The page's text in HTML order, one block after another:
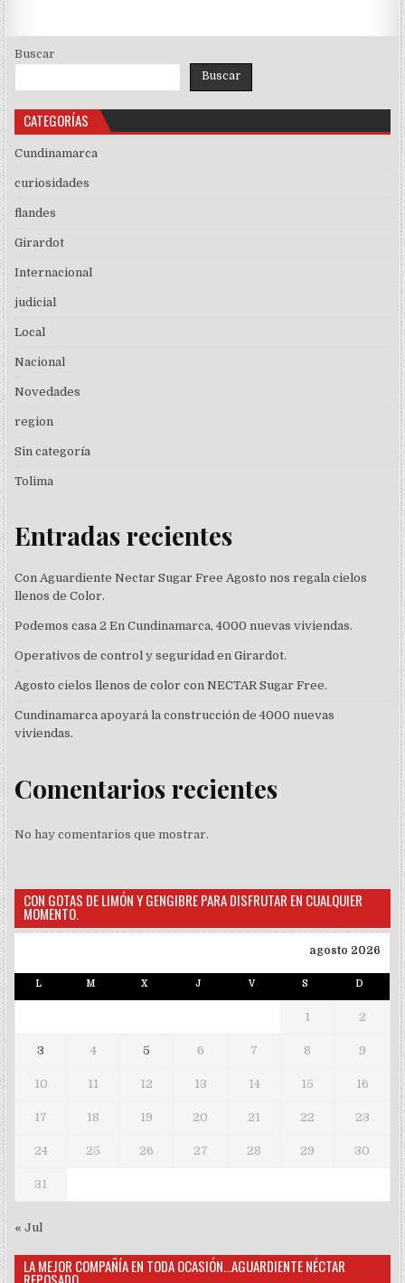
Buscar
Buscar
CATEGORÍAS
Cundinamarca
curiosidades
flandes
Girardot
Internacional
judicial
Local
Nacional
Novedades
region
Sin categoría
Tolima
Entradas recientes
Con Aguardiente Nectar Sugar Free Agosto nos regala cielos
llenos de Color.
Podemos casa 2 En Cundinamarca, 4000 nuevas viviendas.
Operativos de control y seguridad en Girardot.
Agosto cielos llenos de color con NECTAR Sugar Free.
Cundinamarca apoyará la construcción de 4000 nuevas
viviendas.
Comentarios recientes
No hay comentarios que mostrar.
CON GOTAS DE LIMÓN Y GENGIBRE PARA DISFRUTAR EN CUALQUIER
MOMENTO.
agosto 2026
L M X J V S D
1 2
3 4 5 6 7 8 9
10 11 12 13 14 15 16
17 18 19 20 21 22 23
24 25 26 27 28 29 30
31
« Jul
LA MEJOR COMPAÑÍA EN TODA OCASIÓN…AGUARDIENTE NÉCTAR